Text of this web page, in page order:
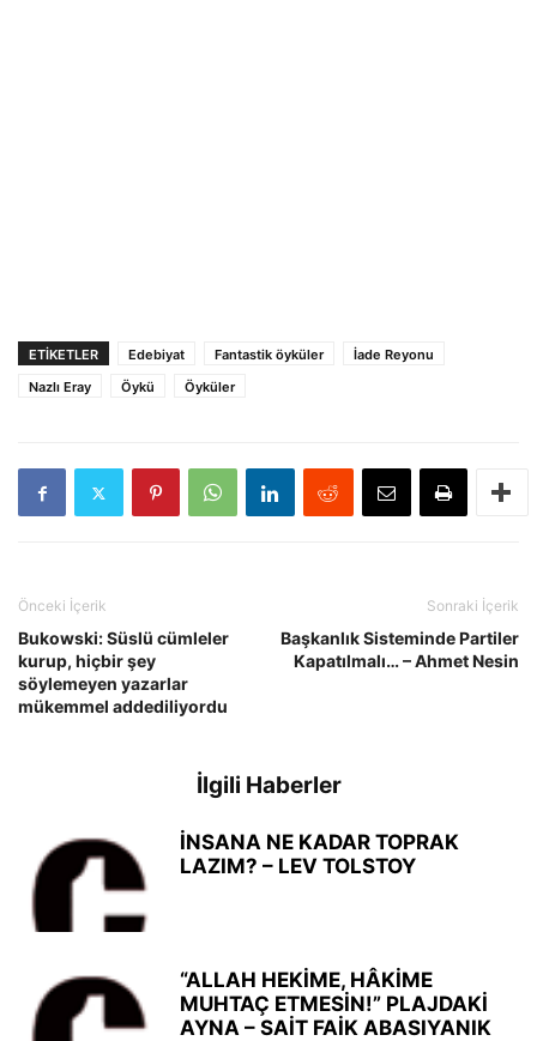
ETIKETLER Edebiyat Fantastik öyküler
İade Reyonu
Nazlı Eray
Öykü Öyküler
Önceki İçerik
Bukowski: Süslü cümleler
kurup, hiçbir şey
söylemeyen yazarlar
mükemmel addediliyordu
Sonraki İçerik
Başkanlık Sisteminde Partiler
Kapatılmalı… – Ahmet Nesin
İlgili Haberler
İNSANA NE KADAR TOPRAK
LAZIM? – LEV TOLSTOY
“ALLAH HEKİME, HÂKİME
MUHTAÇ ETMESİN!” PLAJDAKİ
AYNA – SAİT FAİK ABASIYANIK